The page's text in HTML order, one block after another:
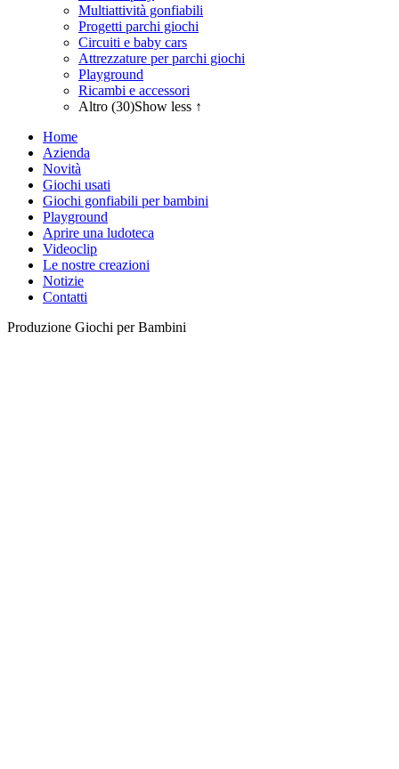
Multiattività gonfiabili
Progetti parchi giochi
Circuiti e baby cars
Attrezzature per parchi giochi
Playground
Ricambi e accessori
Altro (30)Show less ↑
Home
Azienda
Novità
Giochi usati
Giochi gonfiabili per bambini
Playground
Aprire una ludoteca
Videoclip
Le nostre creazioni
Notizie
Contatti
Produzione Giochi per Bambini